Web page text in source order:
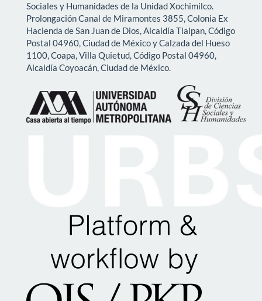
Sociales y Humanidades de la Unidad Xochimilco.
Prolongación Canal de Miramontes 3855, Colonia Ex
Hacienda de San Juan de Dios, Alcaldía Tlalpan, Código
Postal 04960, Ciudad de México y Calzada del Hueso
1100, Coapa, Villa Quietud, Código Postal 04960,
Alcaldía Coyoacán, Ciudad de México.